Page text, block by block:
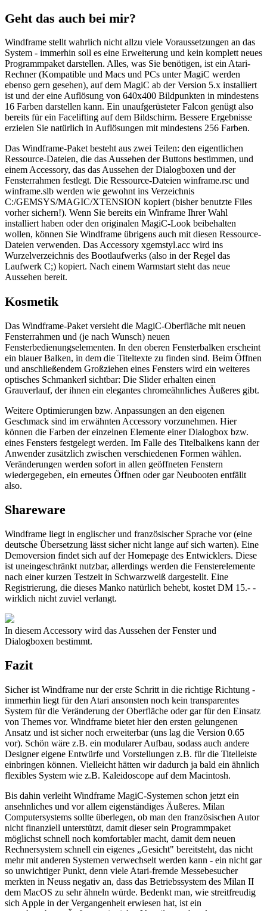
Geht das auch bei mir?
Windframe stellt wahrlich nicht allzu viele Voraussetzungen an das
System - immerhin soll es eine Erweiterung und kein komplett neues
Programmpaket darstellen. Alles, was Sie benötigen, ist ein Atari-
Rechner (Kompatible und Macs und PCs unter MagiC werden
ebenso gern gesehen), auf dem MagiC ab der Version 5.x installiert
ist und der eine Auflösung von 640x400 Bildpunkten in mindestens
16 Farben darstellen kann. Ein unaufgerüsteter Falcon genügt also
bereits für ein Facelifting auf dem Bildschirm. Bessere Ergebnisse
erzielen Sie natürlich in Auflösungen mit mindestens 256 Farben.
Das Windframe-Paket besteht aus zwei Teilen: den eigentlichen
Ressource-Dateien, die das Aussehen der Buttons bestimmen, und
einem Accessory, das das Aussehen der Dialogboxen und der
Fensterrahmen festlegt. Die Ressource-Dateien winframe.rsc und
winframe.slb werden wie gewohnt ins Verzeichnis
C:/GEMSYS/MAGIC/XTENSION kopiert (bisher benutzte Files
vorher sichern!). Wenn Sie bereits ein Winframe Ihrer Wahl
installiert haben oder den originalen MagiC-Look beibehalten
wollen, können Sie Windframe übrigens auch mit diesen Ressource-
Dateien verwenden. Das Accessory xgemstyl.acc wird ins
Wurzelverzeichnis des Bootlaufwerks (also in der Regel das
Laufwerk C;) kopiert. Nach einem Warmstart steht das neue
Aussehen bereit.
Kosmetik
Das Windframe-Paket versieht die MagiC-Oberfläche mit neuen
Fensterrahmen und (je nach Wunsch) neuen
Fensterbedienungselementen. In den oberen Fensterbalken erscheint
ein blauer Balken, in dem die Titeltexte zu finden sind. Beim Öffnen
und anschließendem Großziehen eines Fensters wird ein weiteres
optisches Schmankerl sichtbar: Die Slider erhalten einen
Grauverlauf, der ihnen ein elegantes chromeähnliches Äußeres gibt.
Weitere Optimierungen bzw. Anpassungen an den eigenen
Geschmack sind im erwähnten Accessory vorzunehmen. Hier
können die Farben der einzelnen Elemente einer Dialogbox bzw.
eines Fensters festgelegt werden. Im Falle des Titelbalkens kann der
Anwender zusätzlich zwischen verschiedenen Formen wählen.
Veränderungen werden sofort in allen geöffneten Fenstern
wiedergegeben, ein erneutes Öffnen oder gar Neubooten entfällt
also.
Shareware
Windframe liegt in englischer und französischer Sprache vor (eine
deutsche Übersetzung lässt sicher nicht lange auf sich warten). Eine
Demoversion findet sich auf der Homepage des Entwicklers. Diese
ist uneingeschränkt nutzbar, allerdings werden die Fensterelemente
nach einer kurzen Testzeit in Schwarzweiß dargestellt. Eine
Registrierung, die dieses Manko natürlich behebt, kostet DM 15.- -
wirklich nicht zuviel verlangt.
In diesem Accessory wird das Aussehen der Fenster und
Dialogboxen bestimmt.
Fazit
Sicher ist Windframe nur der erste Schritt in die richtige Richtung -
immerhin liegt für den Atari ansonsten noch kein transparentes
System für die Veränderung der Oberfläche oder gar für den Einsatz
von Themes vor. Windframe bietet hier den ersten gelungenen
Ansatz und ist sicher noch erweiterbar (uns lag die Version 0.65
vor). Schön wäre z.B. ein modularer Aufbau, sodass auch andere
Designer eigene Entwürfe und Vorstellungen z.B. für die Titelleiste
einbringen können. Vielleicht hätten wir dadurch ja bald ein ähnlich
flexibles System wie z.B. Kaleidoscope auf dem Macintosh.
Bis dahin verleiht Windframe MagiC-Systemen schon jetzt ein
ansehnliches und vor allem eigenständiges Äußeres. Milan
Computersystems sollte überlegen, ob man den französischen Autor
nicht finanziell unterstützt, damit dieser sein Programmpaket
möglichst schnell noch komfortabler macht, damit dem neuen
Rechnersystem schnell ein eigenes „Gesicht" bereitsteht, das nicht
mehr mit anderen Systemen verwechselt werden kann - ein nicht gar
so unwichtiger Punkt, denn viele Atari-fremde Messebesucher
merkten in Neuss negativ an, dass das Betriebssystem des Milan II
dem MacOS zu sehr ähneln würde. Bedenkt man, wie streitfreudig
sich Apple in der Vergangenheit erwiesen hat, ist ein